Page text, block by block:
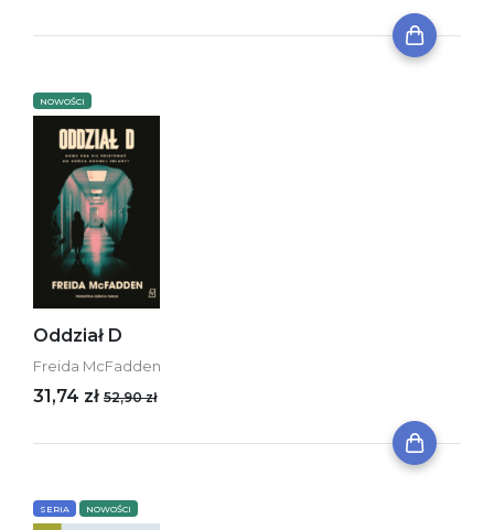
NOWOŚCI
Oddział D
Freida McFadden
31,74 zł 52,90 zł
SERIA NOWOŚCI